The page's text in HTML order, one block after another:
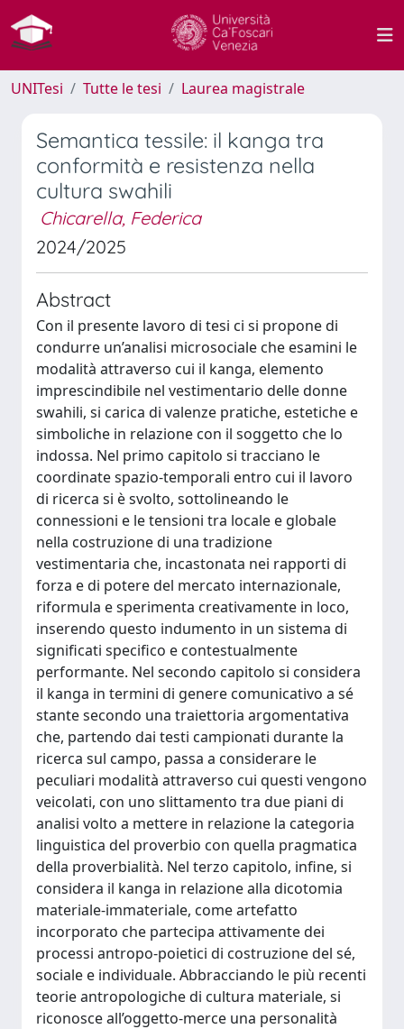
UNITesi Tutte le tesi Laurea magistrale
Semantica tessile: il kanga tra
conformità e resistenza nella
cultura swahili
Chicarella, Federica
2024/2025
Abstract
Con il presente lavoro di tesi ci si propone di
condurre un’analisi microsociale che esamini le
modalità attraverso cui il kanga, elemento
imprescindibile nel vestimentario delle donne
swahili, si carica di valenze pratiche, estetiche e
simboliche in relazione con il soggetto che lo
indossa. Nel primo capitolo si tracciano le
coordinate spazio-temporali entro cui il lavoro
di ricerca si è svolto, sottolineando le
connessioni e le tensioni tra locale e globale
nella costruzione di una tradizione
vestimentaria che, incastonata nei rapporti di
forza e di potere del mercato internazionale,
riformula e sperimenta creativamente in loco,
inserendo questo indumento in un sistema di
significati specifico e contestualmente
performante. Nel secondo capitolo si considera
il kanga in termini di genere comunicativo a sé
stante secondo una traiettoria argomentativa
che, partendo dai testi campionati durante la
ricerca sul campo, passa a considerare le
peculiari modalità attraverso cui questi vengono
veicolati, con uno slittamento tra due piani di
analisi volto a mettere in relazione la categoria
linguistica del proverbio con quella pragmatica
della proverbialità. Nel terzo capitolo, infine, si
considera il kanga in relazione alla dicotomia
materiale-immateriale, come artefatto
incorporato che partecipa attivamente dei
processi antropo-poietici di costruzione del sé,
sociale e individuale. Abbracciando le più recenti
teorie antropologiche di cultura materiale, si
riconosce all’oggetto-merce una personalità